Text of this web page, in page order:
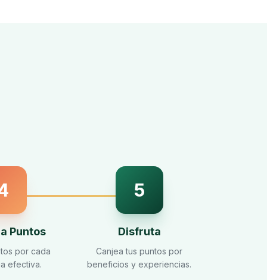
Puntos
por cada
efectiva.
5
Disfruta
Canjea tus puntos por
beneficios y experiencias.